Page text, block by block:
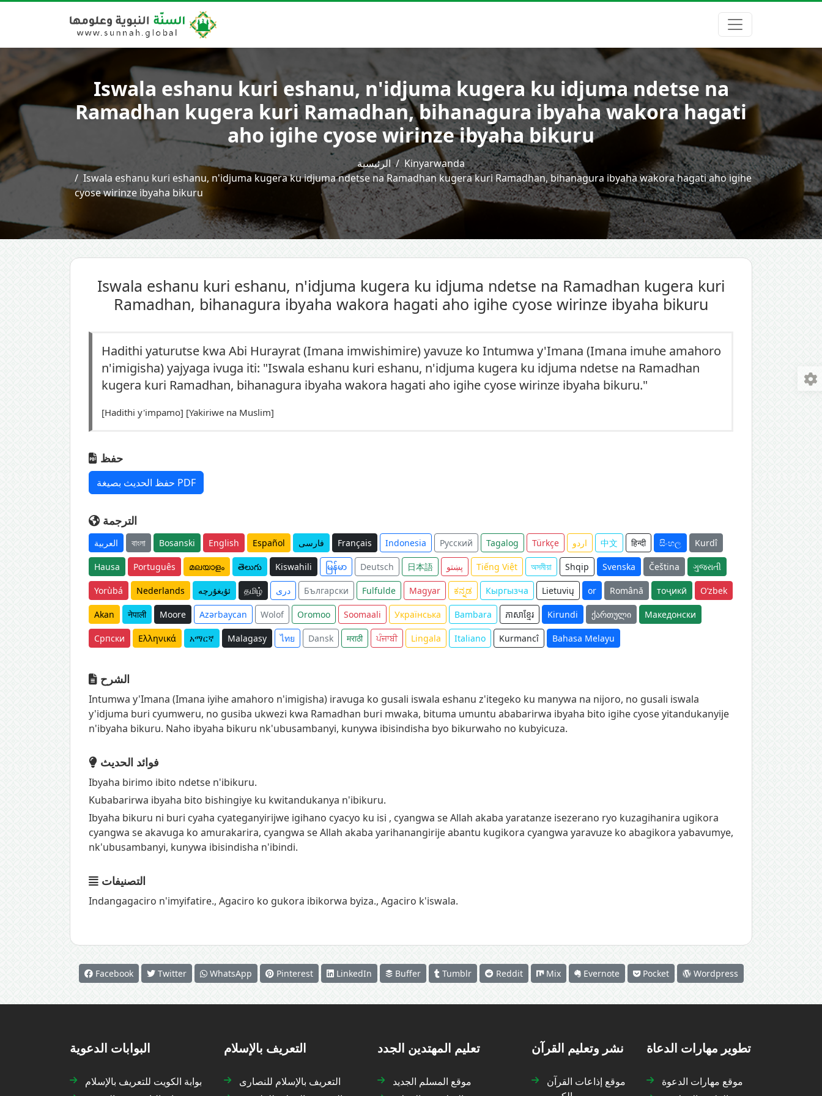
Iswala eshanu kuri eshanu, n'idjuma kugera ku idjuma ndetse na
Ramadhan kugera kuri Ramadhan, bihanagura ibyaha wakora hagati
aho igihe cyose wirinze ibyaha bikuru
الرئيسية
Kinyarwanda
Iswala eshanu kuri eshanu, n'idjuma kugera ku idjuma ndetse na Ramadhan kugera kuri Ramadhan, bihanagura ibyaha wakora hagati aho igihe
cyose wirinze ibyaha bikuru
Iswala eshanu kuri eshanu, n'idjuma kugera ku idjuma ndetse na Ramadhan kugera kuri
Ramadhan, bihanagura ibyaha wakora hagati aho igihe cyose wirinze ibyaha bikuru
Hadithi yaturutse kwa Abi Hurayrat (Imana imwishimire) yavuze ko Intumwa y'Imana (Imana imuhe amahoro
n'imigisha) yajyaga ivuga iti: "Iswala eshanu kuri eshanu, n'idjuma kugera ku idjuma ndetse na Ramadhan
kugera kuri Ramadhan, bihanagura ibyaha wakora hagati aho igihe cyose wirinze ibyaha bikuru."
[Hadithi y'impamo] [Yakiriwe na Muslim]
حفظ
حفظ الحديث بصيغة PDF
الترجمة
العربية বাংলা Bosanski English Español فارسی Français Indonesia Русский Tagalog Türkçe اردو 中文 हिन्दी සිංහල Kurdî
Hausa Português മലയാളം తెలుగు Kiswahili မြန်မာ Deutsch 日本語 پښتو Tiếng Việt অসমীয়া Shqip Svenska Čeština ગુજરાતી
Yorùbá Nederlands ئۇيغۇرچە தமிழ் دری Български Fulfulde Magyar ಕನ್ನಡ Кыргызча Lietuvių or Română тоҷикӣ O‘zbek
Akan नेपाली Moore Azərbaycan Wolof Oromoo Soomaali Українська Bambara ភាសាខ្មែរ Kirundi ქართული Македонски
Српски Ελληνικά አማርኛ Malagasy ไทย Dansk मराठी ਪੰਜਾਬੀ Lingala Italiano Kurmancî Bahasa Melayu
الشرح
Intumwa y'Imana (Imana iyihe amahoro n'imigisha) iravuga ko gusali iswala eshanu z'itegeko ku manywa na nijoro, no gusali iswala
y'idjuma buri cyumweru, no gusiba ukwezi kwa Ramadhan buri mwaka, bituma umuntu ababarirwa ibyaha bito igihe cyose yitandukanyije
n'ibyaha bikuru. Naho ibyaha bikuru nk'ubusambanyi, kunywa ibisindisha byo bikurwaho no kubyicuza.
فوائد الحديث
Ibyaha birimo ibito ndetse n'ibikuru.
Kubabarirwa ibyaha bito bishingiye ku kwitandukanya n'ibikuru.
Ibyaha bikuru ni buri cyaha cyateganyirijwe igihano cyacyo ku isi , cyangwa se Allah akaba yaratanze isezerano ryo kuzagihanira ugikora
cyangwa se akavuga ko amurakarira, cyangwa se Allah akaba yarihanangirije abantu kugikora cyangwa yaravuze ko abagikora yabavumye,
nk'ubusambanyi, kunywa ibisindisha n'ibindi.
التصنيفات
Indangagaciro n'imyifatire., Agaciro ko gukora ibikorwa byiza., Agaciro k'iswala.
Facebook Twitter WhatsApp Pinterest LinkedIn Buffer Tumblr Reddit Mix Evernote Pocket Wordpress
البوابات الدعوية
بوابة الكويت للتعريف بالإسلام
التعريف بالإسلام
التعريف بالإسلام للنصارى
تعليم المهتدين الجدد
موقع المسلم الجديد
نشر وتعليم القرآن
موقع إذاعات القرآن
تطوير مهارات الدعاة
موقع مهارات الدعوة